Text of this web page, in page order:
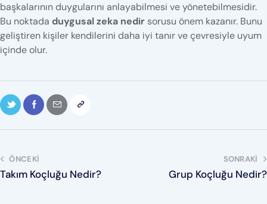
başkalarının duygularını anlayabilmesi ve yönetebilmesidir.
Bu noktada duygusal zeka nedir sorusu önem kazanır. Bunu
geliştiren kişiler kendilerini daha iyi tanır ve çevresiyle uyum
içinde olur.
ÖNCEKI
Takım Koçluğu Nedir?
SONRAKI
Grup Koçluğu Nedir?